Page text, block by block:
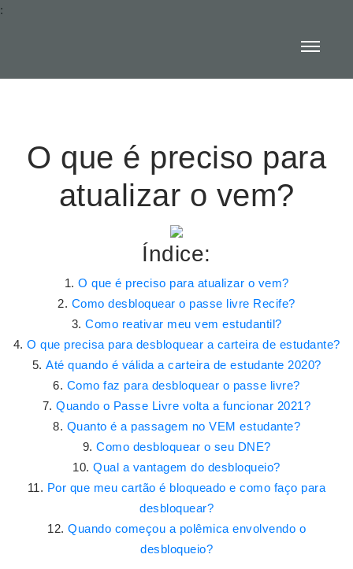
:
O que é preciso para
atualizar o vem?
Índice:
O que é preciso para atualizar o vem?
Como desbloquear o passe livre Recife?
Como reativar meu vem estudantil?
O que precisa para desbloquear a carteira de estudante?
Até quando é válida a carteira de estudante 2020?
Como faz para desbloquear o passe livre?
Quando o Passe Livre volta a funcionar 2021?
Quanto é a passagem no VEM estudante?
Como desbloquear o seu DNE?
Qual a vantagem do desbloqueio?
Por que meu cartão é bloqueado e como faço para
desbloquear?
Quando começou a polêmica envolvendo o
desbloqueio?